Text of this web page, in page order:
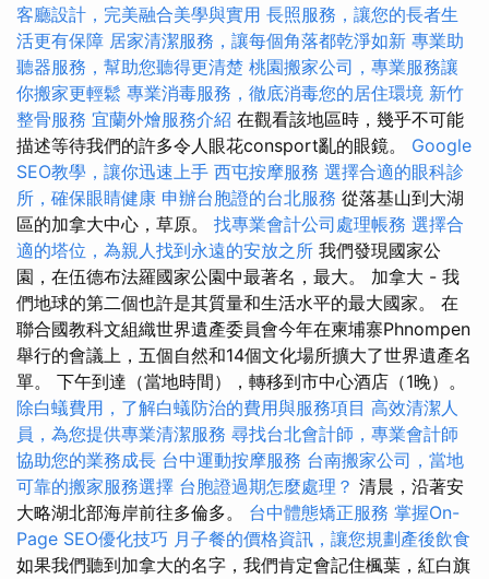
客廳設計，完美融合美學與實用 長照服務，讓您的長者生
活更有保障 居家清潔服務，讓每個角落都乾淨如新 專業助
聽器服務，幫助您聽得更清楚 桃園搬家公司，專業服務讓
你搬家更輕鬆 專業消毒服務，徹底消毒您的居住環境 新竹
整骨服務 宜蘭外燴服務介紹 在觀看該地區時，幾乎不可能
描述等待我們的許多令人眼花consport亂的眼鏡。 Google
SEO教學，讓你迅速上手 西屯按摩服務 選擇合適的眼科診
所，確保眼睛健康 申辦台胞證的台北服務 從落基山到大湖
區的加拿大中心，草原。 找專業會計公司處理帳務 選擇合
適的塔位，為親人找到永遠的安放之所 我們發現國家公
園，在伍德布法羅國家公園中最著名，最大。 加拿大 - 我
們地球的第二個也許是其質量和生活水平的最大國家。 在
聯合國教科文組織世界遺產委員會今年在柬埔寨Phnompen
舉行的會議上，五個自然和14個文化場所擴大了世界遺產名
單。 下午到達（當地時間），轉移到市中心酒店（1晚）。
除白蟻費用，了解白蟻防治的費用與服務項目 高效清潔人
員，為您提供專業清潔服務 尋找台北會計師，專業會計師
協助您的業務成長 台中運動按摩服務 台南搬家公司，當地
可靠的搬家服務選擇 台胞證過期怎麼處理？ 清晨，沿著安
大略湖北部海岸前往多倫多。 台中體態矯正服務 掌握On-
Page SEO優化技巧 月子餐的價格資訊，讓您規劃產後飲食
如果我們聽到加拿大的名字，我們肯定會記住楓葉，紅白旗